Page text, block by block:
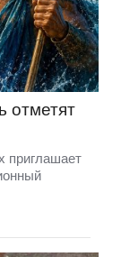
отметят
приглашает